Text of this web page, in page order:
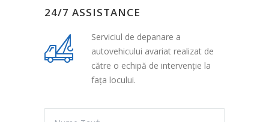
24/7 ASSISTANCE
Serviciul de depanare a
autovehicului avariat realizat de
către o echipă de intervenție la
fața locului.